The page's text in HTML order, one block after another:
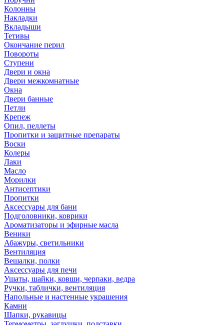
Колонны
Накладки
Вкладыши
Тетивы
Окончание перил
Повороты
Ступени
Двери и окна
Двери межкомнатные
Окна
Двери банные
Петли
Крепеж
Опил, пеллеты
Пропитки и защитные препараты
Воски
Колеры
Лаки
Масло
Морилки
Антисептики
Пропитки
Аксессуары для бани
Подголовники, коврики
Ароматизаторы и эфирные масла
Веники
Абажуры, светильники
Вентиляция
Вешалки, полки
Аксессуары для печи
Ушаты, шайки, ковши, черпаки, ведра
Ручки, таблички, вентиляция
Напольные и настенные украшения
Камни
Шапки, рукавицы